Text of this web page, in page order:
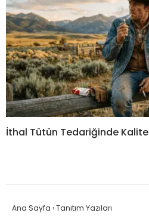
İthal Tütün Tedariğinde Kalite
Ana Sayfa ›Tanıtım Yazıları